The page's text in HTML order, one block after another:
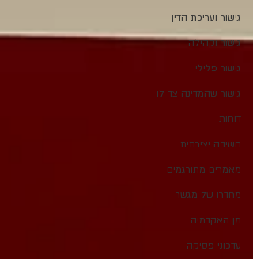
גישור ועריכת הדין
גישור וקהילה
גישור פלילי
גישור שהמדינה צד לו
דוחות
חשיבה יצירתית
מאמרים מתורגמים
מחדרו של מגשר
מן האקדמיה
עדכוני פסיקה